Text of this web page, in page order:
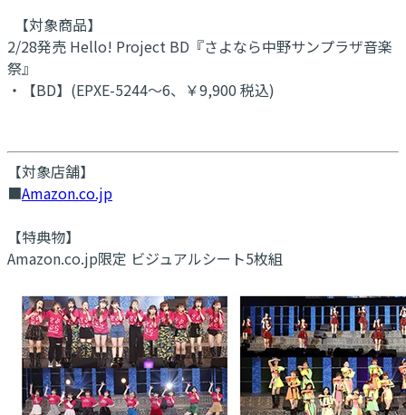
【対象商品】
2/28発売 Hello! Project BD『さよなら中野サンプラザ音楽
祭』
・【BD】(EPXE-5244～6、￥9,900 税込)
【対象店舗】
■Amazon.co.jp
【特典物】
Amazon.co.jp限定 ビジュアルシート5枚組